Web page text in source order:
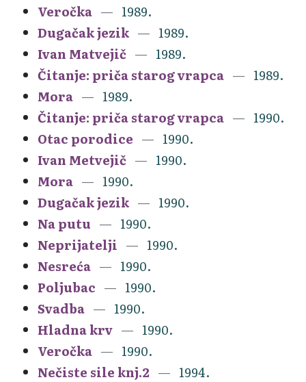
Veročka
1989.
Dugačak jezik
1989.
Ivan Matvejič
1989.
Čitanje: priča starog vrapca
1989.
Mora
1989.
Čitanje: priča starog vrapca
1990.
Otac porodice
1990.
Ivan Metvejič
1990.
Mora
1990.
Dugačak jezik
1990.
Na putu
1990.
Neprijatelji
1990.
Nesreća
1990.
Poljubac
1990.
Svadba
1990.
Hladna krv
1990.
Veročka
1990.
Nečiste sile knj.2
1994.